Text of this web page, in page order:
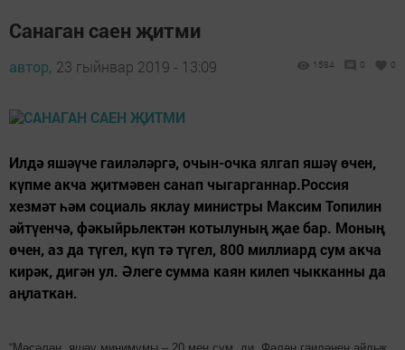
Санаган саен җитми
автор, 23 гыйнвар 2019 - 13:09 1584 0 0
Илдә яшәүче гаиләләргә, очын-очка ялгап яшәү өчен,
күпме акча җитмәвен санап чыгарганнар.Россия
хезмәт һәм социаль яклау министры Максим Топилин
әйтүенчә, фәкыйрь­лектән котылуның җае бар. Моның
өчен, аз да түгел, күп тә түгел, 800 миллиард сум акча
кирәк, дигән ул. Әлеге сумма каян килеп чыкканны да
аңлаткан.